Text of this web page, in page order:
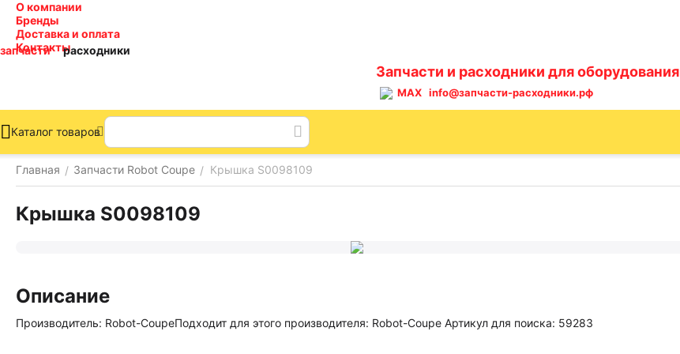
О компании
Бренды
Доставка и оплата
Контакты
запчасти расходники
Запчасти и расходники для оборудования
MAX info@запчасти-расходники.рф
Каталог товаров
Главная / Запчасти Robot Coupe / Крышка S0098109
Крышка S0098109
Описание
Производитель: Robot-CoupeПодходит для этого производителя: Robot-Coupe Артикул для поиска: 59283